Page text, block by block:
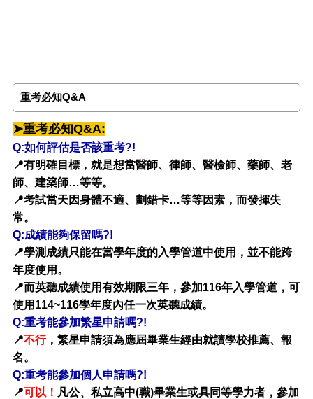
重考必知Q&A
➤重考必知Q&A:
Q:如何評估是否該重考?!
📍有明確目標，就是想當醫師、律師、醫檢師、藥師、老
師、建築師…等等。
📍考試當天因身體不適、劃錯卡…等等因素，而發揮失
常。
Q:成績能夠保留嗎?!
📍學測成績只能在當學年度的入學管道中使用，並不能跨
年度使用。
📍而英聽成績使用有效期限三年，參加116年入學管道，可
使用114~116學年度內任一次英聽成績。
Q:重考能參加繁星申請嗎?!
📍不行，繁星申請須為應屆畢業生經由就讀學校推薦、報
名。
Q:重考能參加個人申請嗎?!
📍可以！ 凡公、私立高中(職)畢業生或具同等學力者，參加